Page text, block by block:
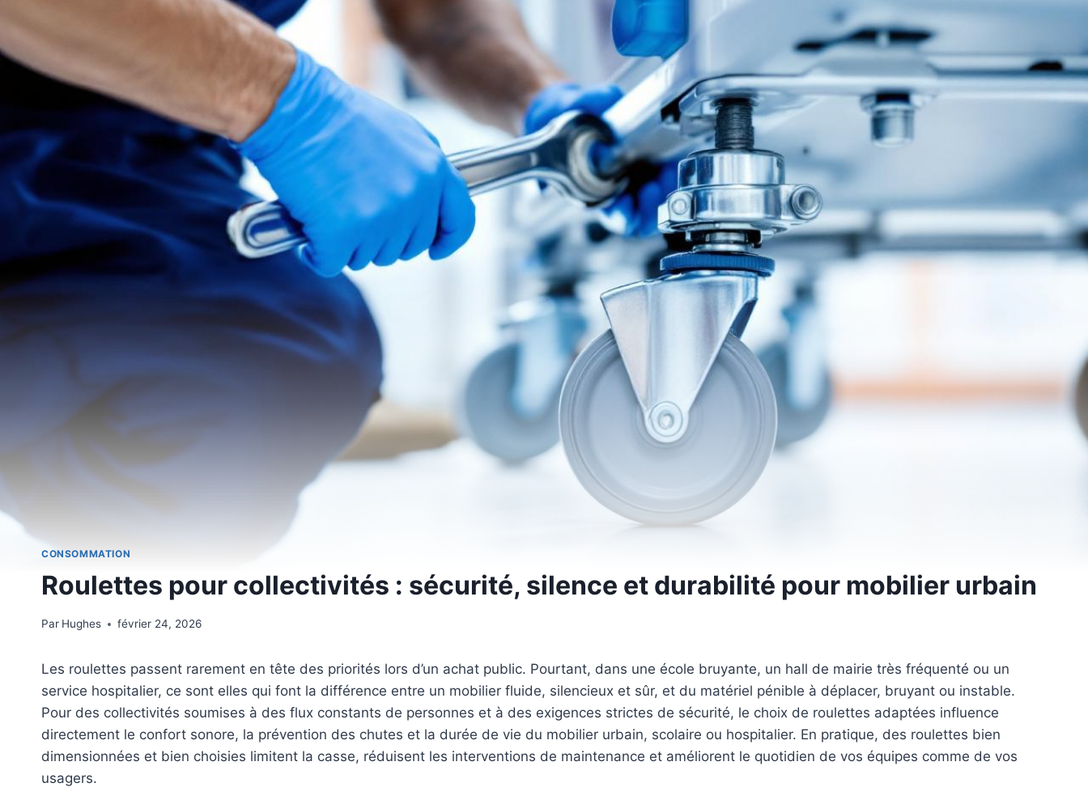
CONSOMMATION
Roulettes pour collectivités : sécurité, silence et durabilité pour mobilier urbain
Par Hughes février 24, 2026
Les roulettes passent rarement en tête des priorités lors d’un achat public. Pourtant, dans une école bruyante, un hall de mairie très fréquenté ou un
service hospitalier, ce sont elles qui font la différence entre un mobilier fluide, silencieux et sûr, et du matériel pénible à déplacer, bruyant ou instable.
Pour des collectivités soumises à des flux constants de personnes et à des exigences strictes de sécurité, le choix de roulettes adaptées influence
directement le confort sonore, la prévention des chutes et la durée de vie du mobilier urbain, scolaire ou hospitalier. En pratique, des roulettes bien
dimensionnées et bien choisies limitent la casse, réduisent les interventions de maintenance et améliorent le quotidien de vos équipes comme de vos
usagers.